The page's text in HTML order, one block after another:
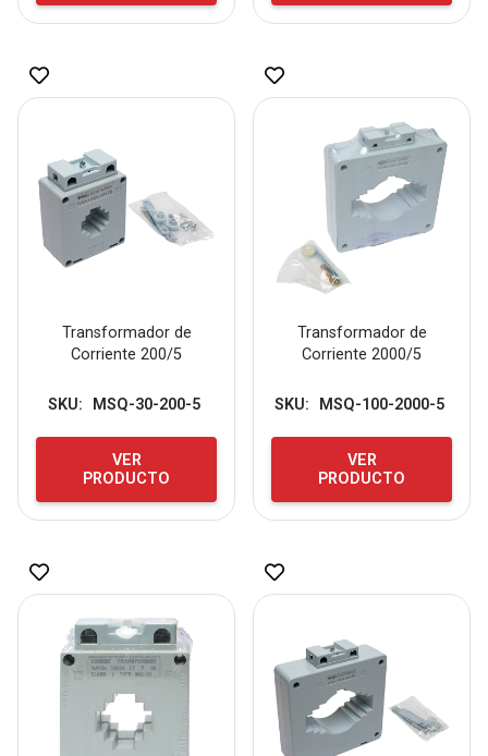
Transformador de
Corriente 200/5
SKU: MSQ-30-200-5
VER
PRODUCTO
Transformador de
Corriente 2000/5
SKU: MSQ-100-2000-5
VER
PRODUCTO